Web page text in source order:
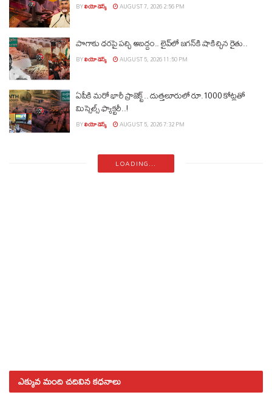
BYలియో డెస్క్ AUGUST 7, 2026 2:56 PM
పొగాకు ధరపై పచ్చి అబద్దం.. లైవ్‌లో జగన్‌కి షాకిచ్చిన రైతు..
BYలియో డెస్క్ AUGUST 5, 2026 11:50 PM
ఏపీకి మరో భారీ ప్రాజెక్ట్.. దుత్తలూరులో రూ.1000 కోట్లతో
మిస్సైల్స్ ఫ్యాక్టరీ..!
BYలియో డెస్క్ AUGUST 5, 2026 7:32 PM
LOADING...
ఎక్కువ మంది చదివిన కధనాలు